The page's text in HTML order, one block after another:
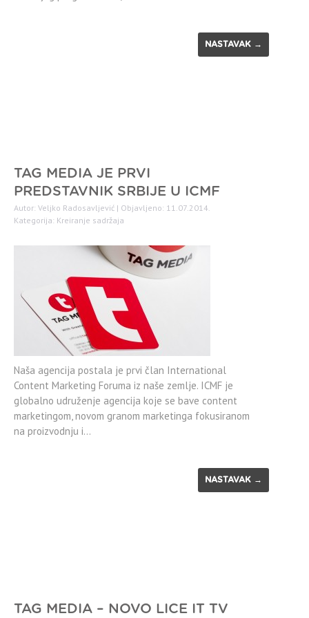
NASTAVAK →
TAG MEDIA JE PRVI
PREDSTAVNIK SRBIJE U ICMF
Autor: Veljko Radosavljević | Objavljeno: 11.07.2014.
Kategorija: Kreiranje sadržaja
Naša agencija postala je prvi član International
Content Marketing Foruma iz naše zemlje. ICMF je
globalno udruženje agencija koje se bave content
marketingom, novom granom marketinga fokusiranom
na proizvodnju i…
NASTAVAK →
TAG MEDIA – NOVO LICE IT TV